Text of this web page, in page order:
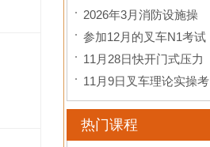
2026年3月消防设施操
参加12月的叉车N1考试
11月28日快开门式压力
11月9日叉车理论实操考
热门课程